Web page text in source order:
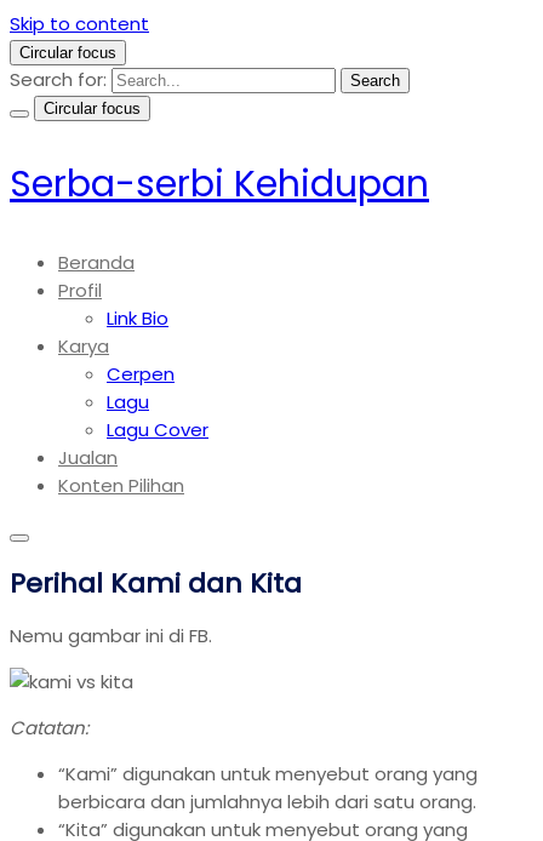
Skip to content
Circular focus
Search for:
Search
Circular focus
Serba-serbi Kehidupan
Beranda
Profil
Link Bio
Karya
Cerpen
Lagu
Lagu Cover
Jualan
Konten Pilihan
Perihal Kami dan Kita
Nemu gambar ini di FB.
Catatan:
“Kami” digunakan untuk menyebut orang yang
berbicara dan jumlahnya lebih dari satu orang.
“Kita” digunakan untuk menyebut orang yang